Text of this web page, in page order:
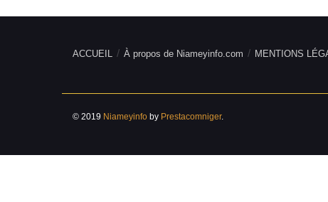
ACCUEIL À propos de Niameyinfo.com MENTIONS
© 2019 Niameyinfo by Prestacomniger.